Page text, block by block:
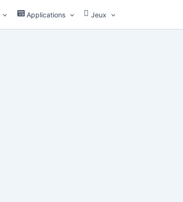
Applications Jeux